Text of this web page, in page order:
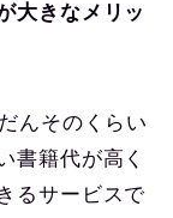
大きなメリッ
んそのくらい
書籍代が高く
るサービスで